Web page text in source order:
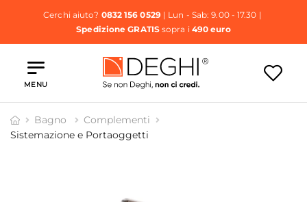
Cerchi aiuto? 0832 156 0529| Lun - Sab: 9.00 - 17.30 |
Spedizione GRATISsopra i 490 euro
MENU
Bagno
Complementi
Sistemazione e Portaoggetti